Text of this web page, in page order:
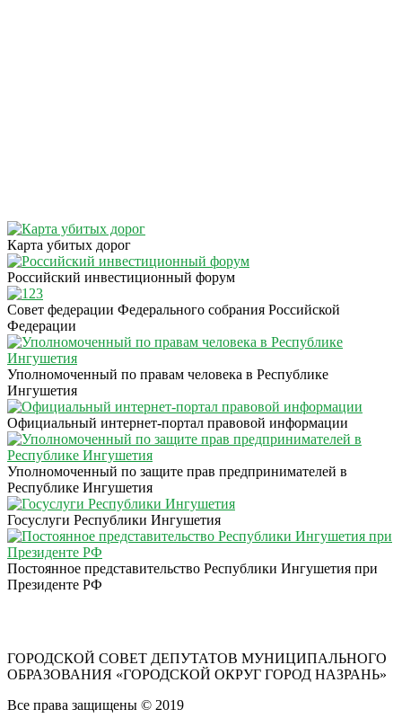
Карта убитых дорог
Российский инвестиционный форум
Совет федерации Федерального собрания Российской
Федерации
Уполномоченный по правам человека в Республике
Ингушетия
Официальный интернет-портал правовой информации
Уполномоченный по защите прав предпринимателей в
Республике Ингушетия
Госуслуги Республики Ингушетия
Постоянное представительство Республики Ингушетия при
Президенте РФ
ГОРОДСКОЙ СОВЕТ ДЕПУТАТОВ МУНИЦИПАЛЬНОГО
ОБРАЗОВАНИЯ «ГОРОДСКОЙ ОКРУГ ГОРОД НАЗРАНЬ»
Все права защищены © 2019